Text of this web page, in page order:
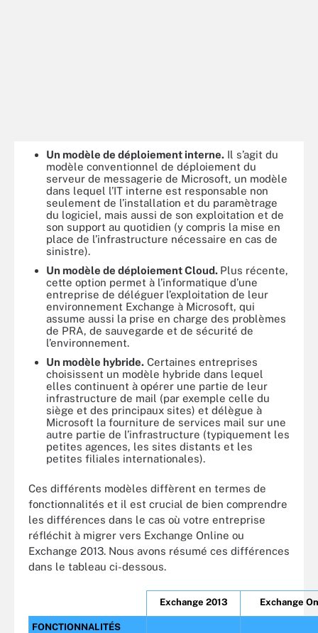
Un modèle de déploiement interne. Il s’agit du
modèle conventionnel de déploiement du
serveur de messagerie de Microsoft, un modèle
dans lequel l’IT interne est responsable non
seulement de l’installation et du paramètrage
du logiciel, mais aussi de son exploitation et de
son support au quotidien (y compris la mise en
place de l’infrastructure nécessaire en cas de
sinistre).
Un modèle de déploiement Cloud. Plus récente,
cette option permet à l’informatique d’une
entreprise de déléguer l’exploitation de leur
environnement Exchange à Microsoft, qui
assume aussi la prise en charge des problèmes
de PRA, de sauvegarde et de sécurité de
l’environnement.
Un modèle hybride. Certaines entreprises
choisissent un modèle hybride dans lequel
elles continuent à opérer une partie de leur
infrastructure de mail (par exemple celle du
siège et des principaux sites) et délègue à
Microsoft la fourniture de services mail sur une
autre partie de l’infrastructure (typiquement les
petites agences, les sites distants et les
petites filiales internationales).
Ces différents modèles diffèrent en termes de
fonctionnalités et il est crucial de bien comprendre
les différences dans le cas où votre entreprise
réfléchit à migrer vers Exchange Online ou
Exchange 2013. Nous avons résumé ces différences
dans le tableau ci-dessous.
Exchange 2013 Exchange
FONCTIONNALITÉS